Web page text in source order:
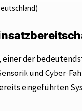
einer der
und Cyber-
eingeführten